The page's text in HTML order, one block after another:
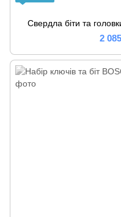
Свердла біти та
2